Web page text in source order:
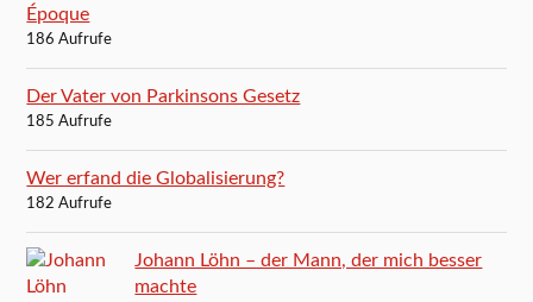
Époque
186 Aufrufe
Der Vater von Parkinsons Gesetz
185 Aufrufe
Wer erfand die Globalisierung?
182 Aufrufe
Johann Löhn – der Mann, der mich besser
machte